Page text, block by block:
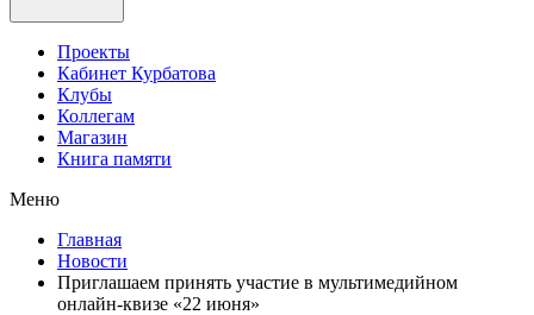
Проекты
Кабинет Курбатова
Клубы
Коллегам
Магазин
Книга памяти
Меню
Главная
Новости
Приглашаем принять участие в мультимедийном
онлайн-квизе «22 июня»